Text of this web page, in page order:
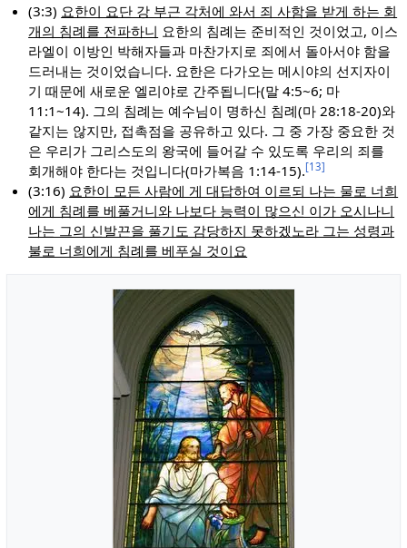
(3:3) 요한이 요단 강 부근 각처에 와서 죄 사함을 받게 하는 회
개의 침례를 전파하니 요한의 침례는 준비적인 것이었고, 이스
라엘이 이방인 박해자들과 마찬가지로 죄에서 돌아서야 함을
드러내는 것이었습니다. 요한은 다가오는 메시야의 선지자이
기 때문에 새로운 엘리야로 간주됩니다(말 4:5~6; 마
11:1~14). 그의 침례는 예수님이 명하신 침례(마 28:18-20)와
같지는 않지만, 접촉점을 공유하고 있다. 그 중 가장 중요한 것
은 우리가 그리스도의 왕국에 들어갈 수 있도록 우리의 죄를
회개해야 한다는 것입니다(마가복음 1:14-15).[13]
(3:16) 요한이 모든 사람에 게 대답하여 이르되 나는 물로 너희
에게 침례를 베풀거니와 나보다 능력이 많으신 이가 오시나니
나는 그의 신발끈을 풀기도 감당하지 못하겠노라 그는 성령과
불로 너희에게 침례를 베푸실 것이요